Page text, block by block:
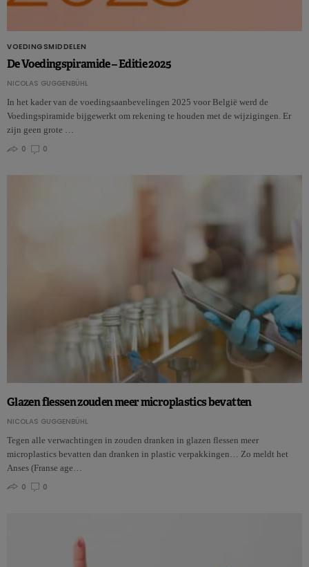
VOEDINGSMIDDELEN
De Voedingspiramide – Editie 2025
NICOLAS GUGGENBÜHL
In het kader van de voedingsaanbevelingen 2025 voor België werd de
Voedingspiramide bijgewerkt om rekening te houden met de wijzigingen. Er
zijn geen grote …
0
0
Glazen flessen zouden meer microplastics bevatten
NICOLAS GUGGENBÜHL
Tegen alle verwachtingen in zouden dranken in glazen flessen meer
microplastics bevatten dan dranken in plastic verpakkingen… Zo meldt het
Anses (Franse age…
0
0